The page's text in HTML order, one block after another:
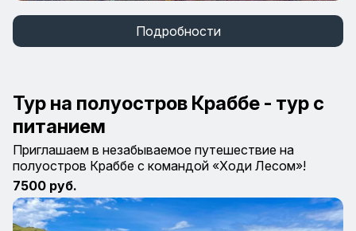
Подробности
Тур на полуостров Краббе - тур с
питанием
Приглашаем в незабываемое путешествие на
полуостров Краббе с командой «Ходи Лесом»!
7500 руб.